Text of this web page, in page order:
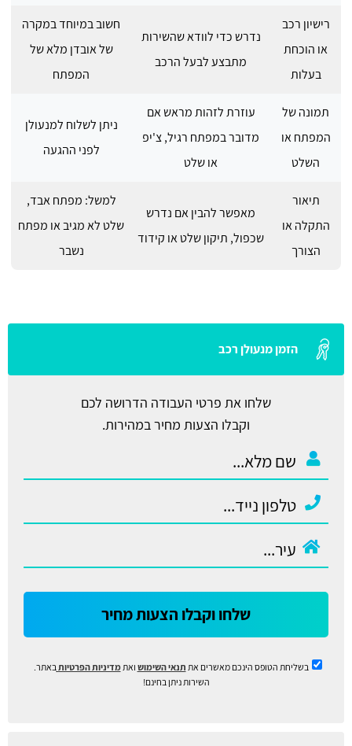
רישיון רכב
או הוכחת
בעלות
נדרש כדי לוודא שהשירות
מתבצע לבעל הרכב
חשוב במיוחד במקרה
של אובדן מלא של
המפתח
תמונה של
המפתח או
השלט
עוזרת לזהות מראש אם
מדובר במפתח רגיל, צ'יפ
או שלט
ניתן לשלוח למנעולן
לפני ההגעה
תיאור
התקלה או
הצורך
מאפשר להבין אם נדרש
שכפול, תיקון שלט או קידוד
למשל: מפתח אבד,
שלט לא מגיב או מפתח
נשבר
הזמן מנעולן רכב
שלחו את פרטי העבודה הדרושה לכם
וקבלו הצעות מחיר במהירות.
שלחו וקבלו הצעות מחיר
בשליחת הטופס הינכם מאשרים את תנאי השימוש ואתמדיניות הפרטיות באתר.
השירות ניתן בחינם!